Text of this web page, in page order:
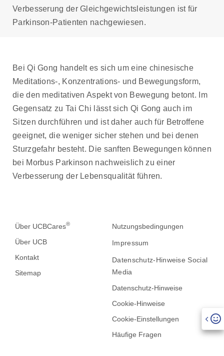
Verbesserung der Gleichgewichtsleistungen ist für
Parkinson-Patienten nachgewiesen.
Bei Qi Gong handelt es sich um eine chinesische
Meditations-, Konzentrations- und Bewegungsform,
die den meditativen Aspekt von Bewegung betont. Im
Gegensatz zu Tai Chi lässt sich Qi Gong auch im
Sitzen durchführen und ist daher auch für Betroffene
geeignet, die weniger sicher stehen und bei denen
Sturzgefahr besteht. Die sanften Bewegungen können
bei Morbus Parkinson nachweislich zu einer
Verbesserung der Lebensqualität führen.
Über UCBCares®
Über UCB
Kontakt
Sitemap
Nutzungsbedingungen
Impressum
Datenschutz-Hinweise Social
Media
Datenschutz-Hinweise
Cookie-Hinweise
Cookie-Einstellungen
Häufige Fragen